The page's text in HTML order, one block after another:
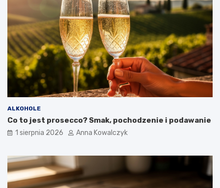
ALKOHOLE
Co to jest prosecco? Smak, pochodzenie i podawanie
1 sierpnia 2026 Anna Kowalczyk